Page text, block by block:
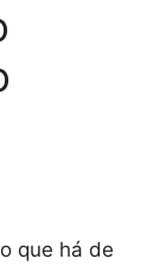
que há de